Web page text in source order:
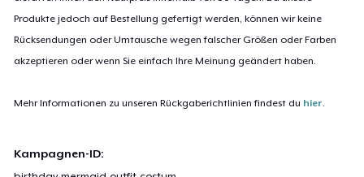
Produkte jedoch auf Bestellung gefertigt werden, können wir keine
Rücksendungen oder Umtausche wegen falscher Größen oder Farben
akzeptieren oder wenn Sie einfach Ihre Meinung geändert haben.
Mehr Informationen zu unseren Rückgaberichtlinien findest du hier.
Kampagnen-ID: